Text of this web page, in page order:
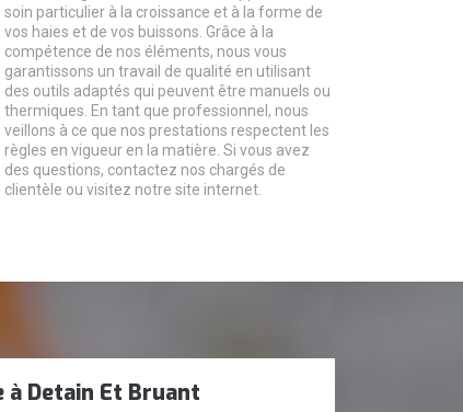
soin particulier à la croissance et à la forme de
vos haies et de vos buissons. Grâce à la
compétence de nos éléments, nous vous
garantissons un travail de qualité en utilisant
des outils adaptés qui peuvent être manuels ou
thermiques. En tant que professionnel, nous
veillons à ce que nos prestations respectent les
règles en vigueur en la matière. Si vous avez
des questions, contactez nos chargés de
clientèle ou visitez notre site internet.
Detain Et Bruant